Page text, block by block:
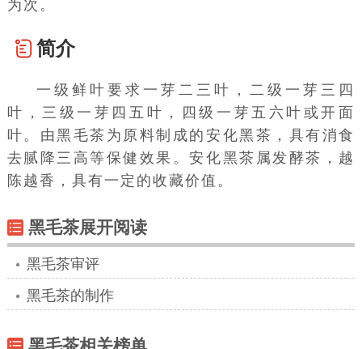
为次。
简介
一级鲜叶要求一芽二三叶，二级一芽三四
叶，三级一芽四五叶，四级一芽五六叶或开面
叶。由黑毛茶为原料制成的安化黑茶，具有消食
去腻降三高等保健效果。安化黑茶属发酵茶，越
陈越香，具有一定的收藏价值。
黑毛茶展开阅读
黑毛茶审评
黑毛茶的制作